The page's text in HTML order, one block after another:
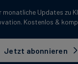
monatliche Updates zu
Kostenlos &
Jetzt abonnieren